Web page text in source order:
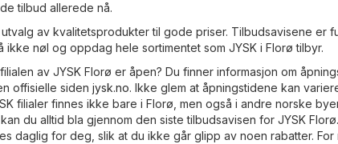
tilbud allerede nå.
av kvalitetsprodukter til gode priser. Tilbudsavisene er
ikke nøl og oppdag hele sortimentet som JYSK i Florø tilbyr.
av JYSK Florø er åpen? Du finner informasjon om
offisielle siden jysk.no. Ikke glem at åpningstidene kan
filialer finnes ikke bare i Florø, men også i andre norske
du alltid bla gjennom den siste tilbudsavisen for JYSK Florø.
daglig for deg, slik at du ikke går glipp av noen rabatter. For